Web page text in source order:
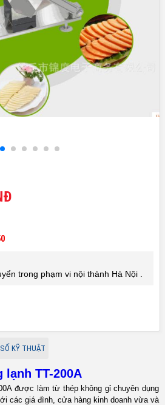
trong phạm vi nội thành Hà Nội .
KỸ THUẬT
lạnh TT-200A
được làm từ thép không gỉ chuyên dụng
các giá đình, cửa hàng kinh doanh vừa và